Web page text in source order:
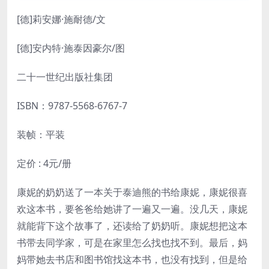
[德]莉安娜·施耐德/文
[德]安内特·施泰因豪尔/图
二十一世纪出版社集团
ISBN： 9787-5568-6767-7
装帧：平装
定价 : 4元/册
康妮的奶奶送了一本关于泰迪熊的书给康妮，康妮很喜
欢这本书，要爸爸给她讲了一遍又一遍。没几天，康妮
就能背下这个故事了，还读给了奶奶听。康妮想把这本
书带去同学家，可是在家里怎么找也找不到。最后，妈
妈带她去书店和图书馆找这本书，也没有找到，但是给